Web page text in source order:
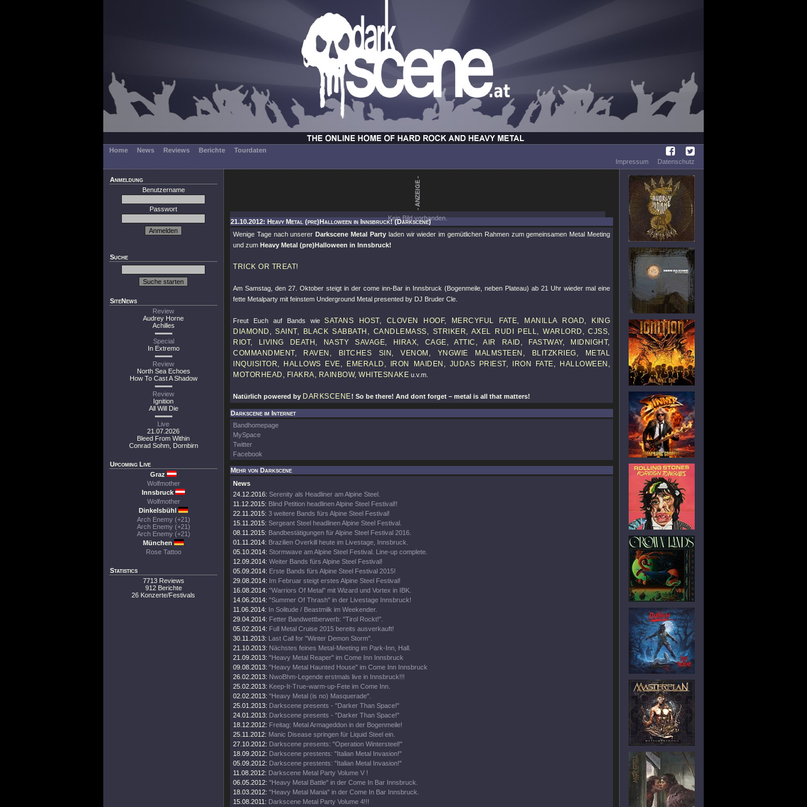
Home News Reviews Berichte
Tourdaten
Impressum
Datenschutz
Anmeldung
Benutzername
Passwort
Suche
SiteNews
Review
Audrey Horne
Achilles
Special
In Extremo
Review
North Sea Echoes
How To Cast A Shadow
Review
Ignition
All Will Die
Live
21.07.2026
Bleed From Within
Conrad Sohm, Dornbirn
Upcoming Live
Graz
Wolfmother
Innsbruck
Wolfmother
Dinkelsbühl
Arch Enemy (+21)
Arch Enemy (+21)
Arch Enemy (+21)
München
Rose Tattoo
Statistics
7713 Reviews
912 Berichte
26 Konzerte/Festivals
Kein Bild vorhanden.
21.10.2012: Heavy Metal (pre)Halloween in Innsbruck! (Darkscene)
Wenige Tage nach unsererDarkscene Metal Partyladen wir wieder im gemütlichen Rahmen zum gemeinsamen Metal Meeting
und zum Heavy Metal (pre)Halloween in Innsbruck!
TRICK OR TREAT!
Am Samstag, den 27. Oktober steigt in der come inn-Bar in Innsbruck (Bogenmeile, neben Plateau) ab 21 Uhr wieder mal eine
fette Metalparty mit feinstem Underground Metal presented by DJ Bruder Cle.
Freut Euch auf Bands wieSATANS HOST, CLOVEN HOOF, MERCYFUL FATE, MANILLA ROAD, KING
DIAMOND, SAINT, BLACK SABBATH, CANDLEMASS, STRIKER, AXEL RUDI PELL, WARLORD, CJSS,
RIOT, LIVING DEATH, NASTY SAVAGE, HIRAX, CAGE, ATTIC, AIR RAID, FASTWAY, MIDNIGHT,
COMMANDMENT, RAVEN, BITCHES SIN, VENOM, YNGWIE MALMSTEEN, BLITZKRIEG, METAL
INQUISITOR, HALLOWS EVE, EMERALD, IRON MAIDEN, JUDAS PRIEST, IRON FATE, HALLOWEEN,
MOTORHEAD, FIAKRA, RAINBOW, WHITESNAKE u.v.m.
Natürlich powered by DARKSCENE! So be there! And dont forget – metal is all that matters!
Darkscene im Internet
Bandhomepage
MySpace
Twitter
Facebook
Mehr von Darkscene
News
24.12.2016: Serenity als Headliner am Alpine Steel.
11.12.2015: Blind Petition headlinen Alpine Steel Festival!!
22.11.2015: 3 weitere Bands fürs Alpine Steel Festival!
15.11.2015: Sergeant Steel headlinen Alpine Steel Festival.
08.11.2015: Bandbestätigungen für Alpine Steel Festival 2016.
01.11.2014: Brazilien Overkill heute im Livestage, Innsbruck.
05.10.2014: Stormwave am Alpine Steel Festival. Line-up complete.
12.09.2014: Weiter Bands fürs Alpine Steel Festival!
05.09.2014: Erste Bands fürs Alpine Steel Festival 2015!
29.08.2014: Im Februar steigt erstes Alpine Steel Festival!
16.08.2014: "Warriors Of Metal" mit Wizard und Vortex in IBK.
14.06.2014: "Summer Of Thrash" in der Livestage Innsbruck!
11.06.2014: In Solitude / Beastmilk im Weekender.
29.04.2014: Fetter Bandwettberwerb: "Tirol Rockt!".
05.02.2014: Full Metal Cruise 2015 bereits ausverkauft!
30.11.2013: Last Call for "Winter Demon Storm".
21.10.2013: Nächstes feines Metal-Meeting im Park-Inn, Hall.
21.09.2013: "Heavy Metal Reaper" im Come Inn Innsbruck
09.08.2013: "Heavy Metal Haunted House" im Come Inn Innsbruck
26.02.2013: NwoBhm-Legende erstmals live in Innsbruck!!!
25.02.2013: Keep-It-True-warm-up-Fete im Come Inn.
02.02.2013: "Heavy Metal (is no) Masquerade".
25.01.2013: Darkscene presents - "Darker Than Space!"
24.01.2013: Darkscene presents - "Darker Than Space!"
18.12.2012: Freitag: Metal Armageddon in der Bogenmeile!
25.11.2012: Manic Disease springen für Liquid Steel ein.
27.10.2012: Darkscene presents: "Operation Wintersteel!"
18.09.2012: Darkscene prestents: "Italian Metal Invasion!"
05.09.2012: Darkscene prestents: "Italian Metal Invasion!"
11.08.2012: Darkscene Metal Party Volume V !
06.05.2012: "Heavy Metal Battle" in der Come In Bar Innsbruck.
18.03.2012: "Heavy Metal Mania" in der Come In Bar Innsbruck.
15.08.2011: Darkscene Metal Party Volume 4!!!